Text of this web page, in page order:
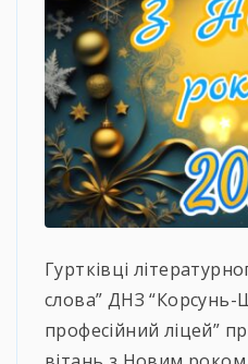
Гуртківці
слова” ДНЗ “Корсунь-
професійний ліцей”